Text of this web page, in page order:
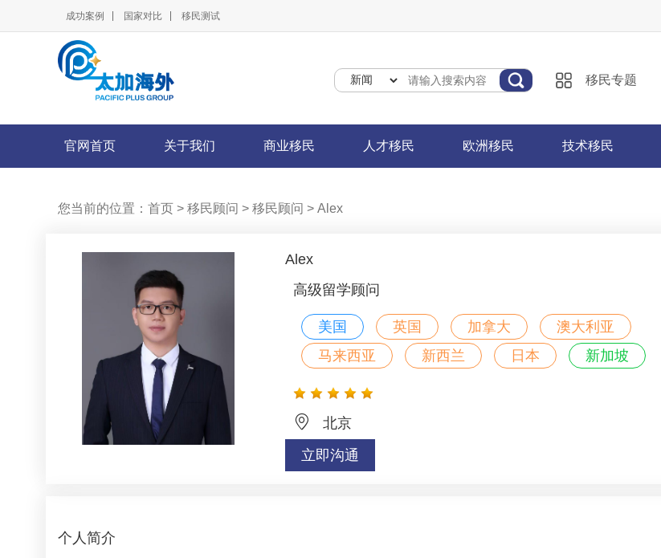
成功案例 国家对比 移民测试
移民专题
官网首页 关于我们 商业移民 人才移民 欧洲移民 技术移民
您当前的位置： 首页 > 移民顾问 > 移民顾问 > Alex
Alex
高级留学顾问
美国 英国 加拿大
澳大利亚
马来西亚
新西兰 日本 新加坡
北京
立即沟通
个人简介